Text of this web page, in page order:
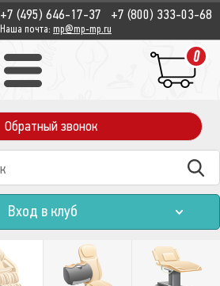
+7 (495) 646-17-37 +7 (800) 333-03-68
Наша почта: mp@mp-mp.ru
0
Обратный звонок
Вход в клуб